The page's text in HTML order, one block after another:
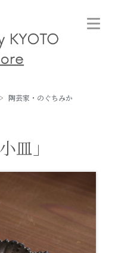
> 陶芸家・のぐちみか
皿」